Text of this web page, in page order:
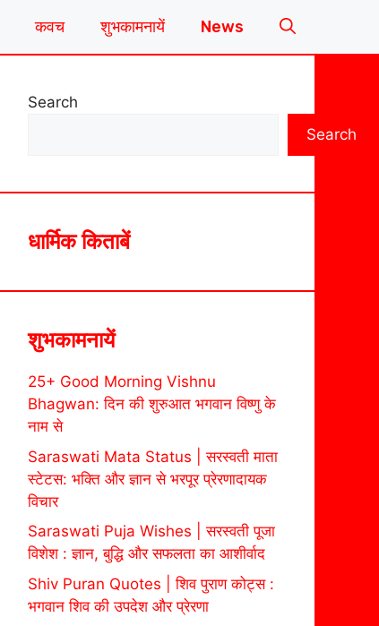
कवच शुभकामनायें News
Search
Search
धार्मिक किताबें
शुभकामनायें
25+ Good Morning Vishnu
Bhagwan: दिन की शुरुआत भगवान विष्णु के
नाम से
Saraswati Mata Status | सरस्वती माता
स्टेटस: भक्ति और ज्ञान से भरपूर प्रेरणादायक
विचार
Saraswati Puja Wishes | सरस्वती पूजा
विशेश : ज्ञान, बुद्धि और सफलता का आशीर्वाद
Shiv Puran Quotes | शिव पुराण कोट्स :
भगवान शिव की उपदेश और प्रेरणा